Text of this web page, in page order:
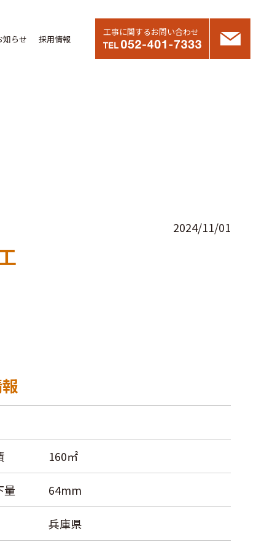
知らせ 採用情報
工事に関するお問い合わせ
2024/11/01
160㎡
量 64mm
兵庫県